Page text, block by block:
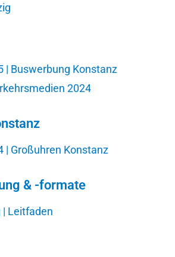
| Buswerbung Konstanz
2024
| Großuhren Konstanz
& -formate
Leitfaden